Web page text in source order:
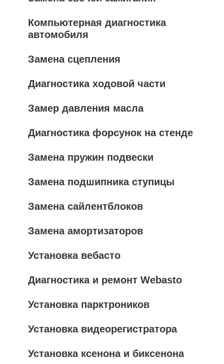
Компьютерная диагностика
автомобиля
Замена сцепления
Диагностика ходовой части
Замер давления масла
Диагностика форсунок на стенде
Замена пружин подвески
Замена подшипника ступицы
Замена сайлентблоков
Замена амортизаторов
Установка вебасто
Диагностика и ремонт Webasto
Установка парктроников
Установка видеорегистратора
Установка ксенона и биксенона